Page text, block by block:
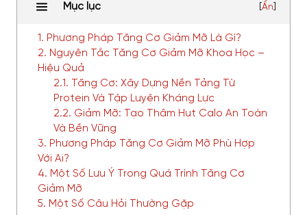
Mục lục Ẩn
1. Phương Pháp Tăng Cơ Giảm Mỡ Là Gì?
2. Nguyên Tắc Tăng Cơ Giảm Mỡ Khoa Học –
Hiệu Quả
2.1. Tăng Cơ: Xây Dựng Nền Tảng Từ
Protein Và Tập Luyện Kháng Lực
2.2. Giảm Mỡ: Tạo Thâm Hụt Calo An Toàn
Và Bền Vững
3. Phương Pháp Tăng Cơ Giảm Mỡ Phù Hợp
Với Ai?
4. Một Số Lưu Ý Trong Quá Trình Tăng Cơ
Giảm Mỡ
5. Một Số Câu Hỏi Thường Gặp